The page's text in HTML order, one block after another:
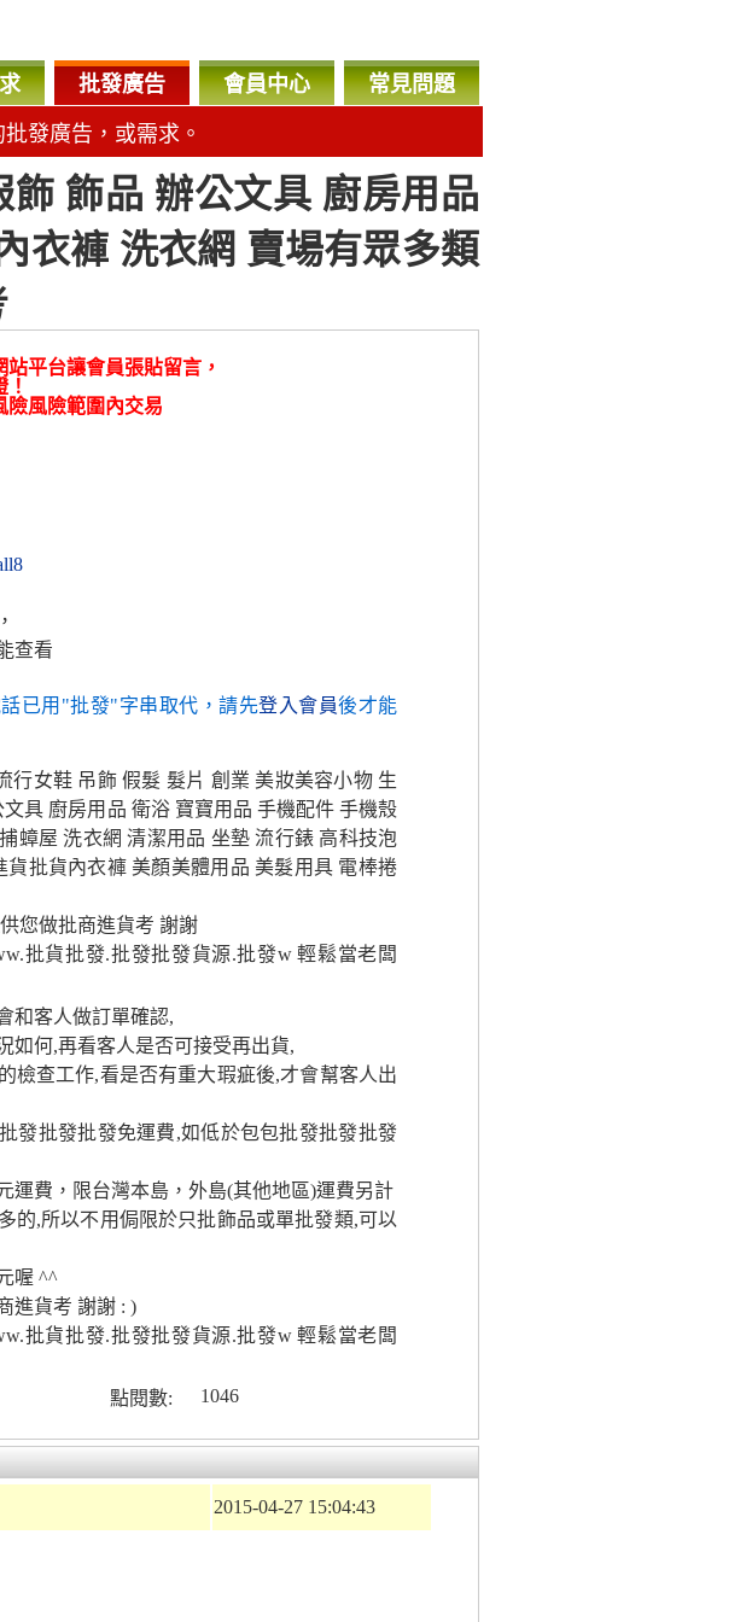
批發廣告 會員中心 常見問題
發廣告，或需求。
飾 飾品 辦公文具 廚房用品
衣褲 洗衣網 賣場有眾多類
平台讓會員張貼留言，
險風險範圍內交易
查看
已用"批發"字串取代，請先登入會員後才能
行女鞋 吊飾 假髮 髮片 創業 美妝美容小物 生
具 廚房用品 衛浴 寶寶用品 手機配件 手機殼
蟑屋 洗衣網 清潔用品 坐墊 流行錶 高科技泡
貨批貨內衣褲 美顏美體用品 美髮用具 電棒捲
您做批商進貨考 謝謝
批貨批發.批發批發貨源.批發w 輕鬆當老闆
和客人做訂單確認,
如何,再看客人是否可接受再出貨,
檢查工作,看是否有重大瑕疵後,才會幫客人出
發批發批發免運費,如低於包包批發批發批發
運費，限台灣本島，外島(其他地區)運費另計
的,所以不用侷限於只批飾品或單批發類,可以
喔 ^^
進貨考 謝謝 : )
批貨批發.批發批發貨源.批發w 輕鬆當老闆
點閱數: 1046
2015-04-27 15:04:43